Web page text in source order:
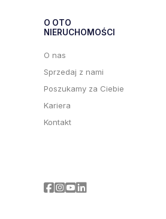
O OTO
NIERUCHOMOŚCI
O nas
Sprzedaj z nami
Poszukamy za Ciebie
Kariera
Kontakt
Facebook
Facebook
Facebook
Facebook